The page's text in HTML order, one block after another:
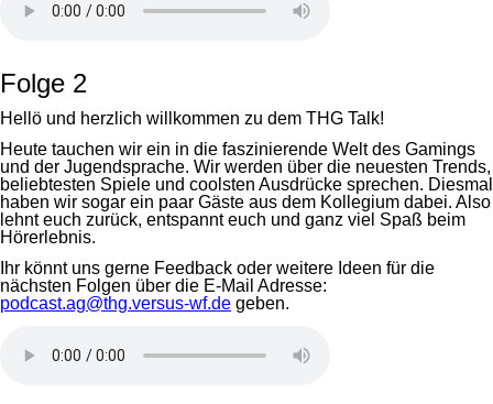
Folge 2
Hellö und herzlich willkommen zu dem THG Talk!
Heute tauchen wir ein in die faszinierende Welt des Gamings
und der Jugendsprache. Wir werden über die neuesten Trends,
beliebtesten Spiele und coolsten Ausdrücke sprechen. Diesmal
haben wir sogar ein paar Gäste aus dem Kollegium dabei. Also
lehnt euch zurück, entspannt euch und ganz viel Spaß beim
Hörerlebnis.
Ihr könnt uns gerne Feedback oder weitere Ideen für die
nächsten Folgen über die E-Mail Adresse:
podcast.ag@thg.versus-wf.de geben.